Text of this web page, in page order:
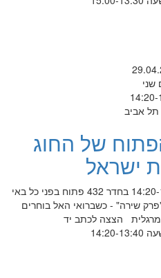
שני
אביב
של החוג
ישראל
ביום שני, 29.4.2019 בשעות 14:20-13:40 בחדר 432 פתוח בפני כל באי
שירה" - כשברואי האל בוחרים
הצצה לכתב יד